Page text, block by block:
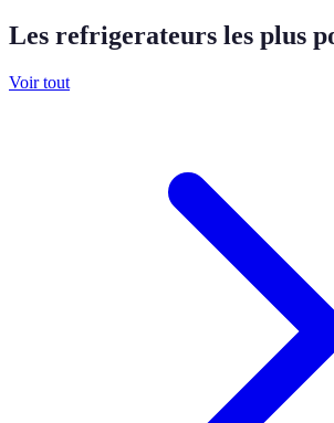
Les refrigerateurs les plus
Voir tout